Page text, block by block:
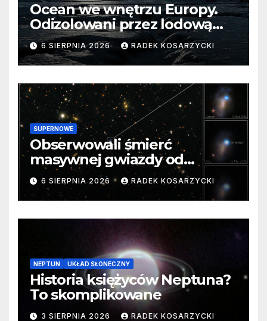
Ocean we wnętrzu Europy.
Odizolowani przez lodową
barierę
6 SIERPNIA 2026 RADEK KOSARZYCKI
SUPERNOWE
Obserwowali śmierć
masywnej gwiazdy od
samego początku. Niezwykle
cenne dane
6 SIERPNIA 2026 RADEK KOSARZYCKI
NEPTUN UKŁAD SŁONECZNY
Historia księżyców Neptuna?
To skomplikowane
3 SIERPNIA 2026 RADEK KOSARZYCKI